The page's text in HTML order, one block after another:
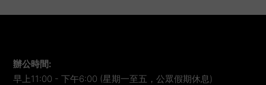
辦公時間:
早上11:00 - 下午6:00 (星期一至五，公眾假期休息)